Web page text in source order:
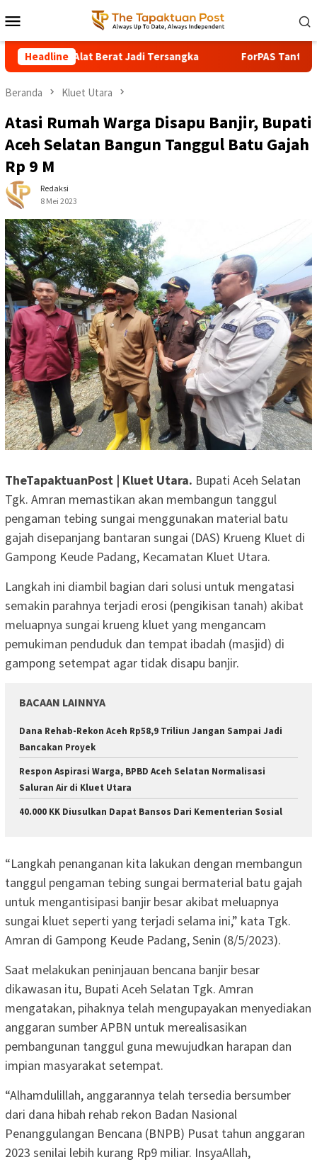
ke
kontenMobile
Headline
Jadi Tersangka ForPAS Tantang Bupati Aceh
Beranda Kluet Utara
Atasi Rumah Warga Disapu Banjir, Bupati
Aceh Selatan Bangun Tanggul Batu Gajah
Rp 9 M
Redaksi
8 Mei 2023
TheTapaktuanPost | Kluet Utara. Bupati Aceh Selatan
Tgk. Amran memastikan akan membangun tanggul
pengaman tebing sungai menggunakan material batu
gajah disepanjang bantaran sungai (DAS) Krueng Kluet di
Gampong Keude Padang, Kecamatan Kluet Utara.
Langkah ini diambil bagian dari solusi untuk mengatasi
semakin parahnya terjadi erosi (pengikisan tanah) akibat
meluapnya sungai krueng kluet yang mengancam
pemukiman penduduk dan tempat ibadah (masjid) di
gampong setempat agar tidak disapu banjir.
BACAAN LAINNYA
Dana Rehab-Rekon Aceh Rp58,9 Triliun Jangan Sampai Jadi
Bancakan Proyek
Respon Aspirasi Warga, BPBD Aceh Selatan Normalisasi
Saluran Air di Kluet Utara
40.000 KK Diusulkan Dapat Bansos Dari Kementerian Sosial
“Langkah penanganan kita lakukan dengan membangun
tanggul pengaman tebing sungai bermaterial batu gajah
untuk mengantisipasi banjir besar akibat meluapnya
sungai kluet seperti yang terjadi selama ini,” kata Tgk.
Amran di Gampong Keude Padang, Senin (8/5/2023).
Saat melakukan peninjauan bencana banjir besar
dikawasan itu, Bupati Aceh Selatan Tgk. Amran
mengatakan, pihaknya telah mengupayakan menyediakan
anggaran sumber APBN untuk merealisasikan
pembangunan tanggul guna mewujudkan harapan dan
impian masyarakat setempat.
“Alhamdulillah, anggarannya telah tersedia bersumber
dari dana hibah rehab rekon Badan Nasional
Penanggulangan Bencana (BNPB) Pusat tahun anggaran
2023 senilai lebih kurang Rp9 miliar. InsyaAllah,